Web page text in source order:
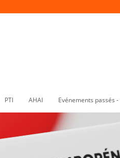
PTI AHAI Evénements passés